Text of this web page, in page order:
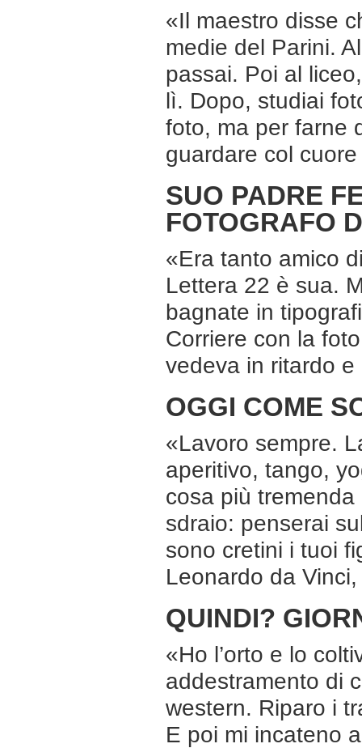
«Il maestro disse
medie del Parini.
passai. Poi al
lì. Dopo, studiai
foto, ma per farne
guardare col
SUO PADRE
FOTOGRAFO
«Era tanto amico
Lettera 22 è sua.
bagnate in
Corriere con la
vedeva in ritardo e
OGGI COME
«Lavoro sempre.
aperitivo, tango,
cosa più
sdraio: penserai
sono cretini i tuoi
Leonardo da
QUINDI?
«Ho l’orto e lo
addestramento di
western. Riparo i
E poi mi incateno